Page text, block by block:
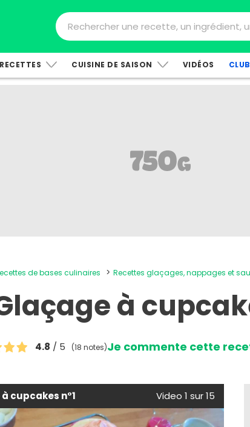
RECETTES CUISINE DE SAISON VIDÉOS
de bases culinaires Recettes glaçages, nappages et
à
4.8 / 5 (18 notes)Je commente cette
cupcakes n°1 Video 1 sur 15